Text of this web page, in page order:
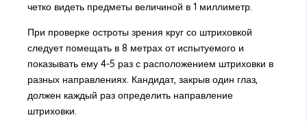
четко видеть предметы величиной в 1 миллиметр.
При проверке остроты зрения круг со штриховкой
следует помещать в 8 метрах от испытуемого и
показывать ему 4-5 раз с расположением штриховки в
разных направлениях. Кандидат, закрыв один глаз,
должен каждый раз определить направление
штриховки.